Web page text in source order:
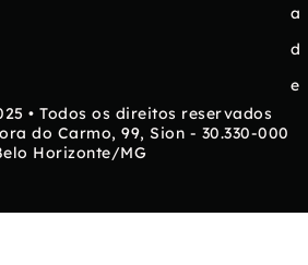
a
d
e
• Todos os direitos reservados
do Carmo, 99, Sion - 30.330-000
Horizonte/MG